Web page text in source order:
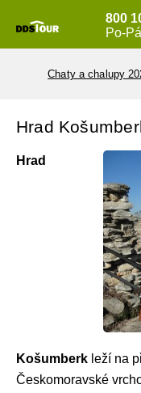
800
Po-
Chaty a chalupy
Hrad
Hrad
Košumberk leží na
Českomoravské